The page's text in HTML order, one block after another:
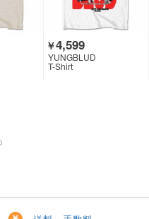
￥4,599
YUNGBLUD
T-Shirt